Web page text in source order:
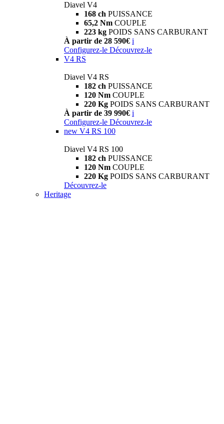
Diavel V4
168 ch PUISSANCE
65,2 Nm COUPLE
223 kg POIDS SANS CARBURANT
À partir de 28 590€ i
Configurez-le Découvrez-le
V4 RS
Diavel V4 RS
182 ch PUISSANCE
120 Nm COUPLE
220 Kg POIDS SANS CARBURANT
À partir de 39 990€ i
Configurez-le Découvrez-le
new V4 RS 100
Diavel V4 RS 100
182 ch PUISSANCE
120 Nm COUPLE
220 Kg POIDS SANS CARBURANT
Découvrez-le
Heritage